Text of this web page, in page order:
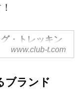
・トレッキン
│世界をあるく
ちら│クラブツ
www.club-t.com
ブランド